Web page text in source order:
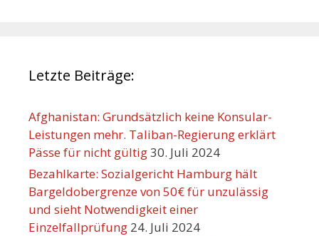
Letzte Beiträge:
Afghanistan: Grundsätzlich keine Konsular-
Leistungen mehr. Taliban-Regierung erklärt
Pässe für nicht gültig30. Juli 2024
Bezahlkarte: Sozialgericht Hamburg hält
Bargeldobergrenze von 50€ für unzulässig
und sieht Notwendigkeit einer
Einzelfallprüfung 24. Juli 2024